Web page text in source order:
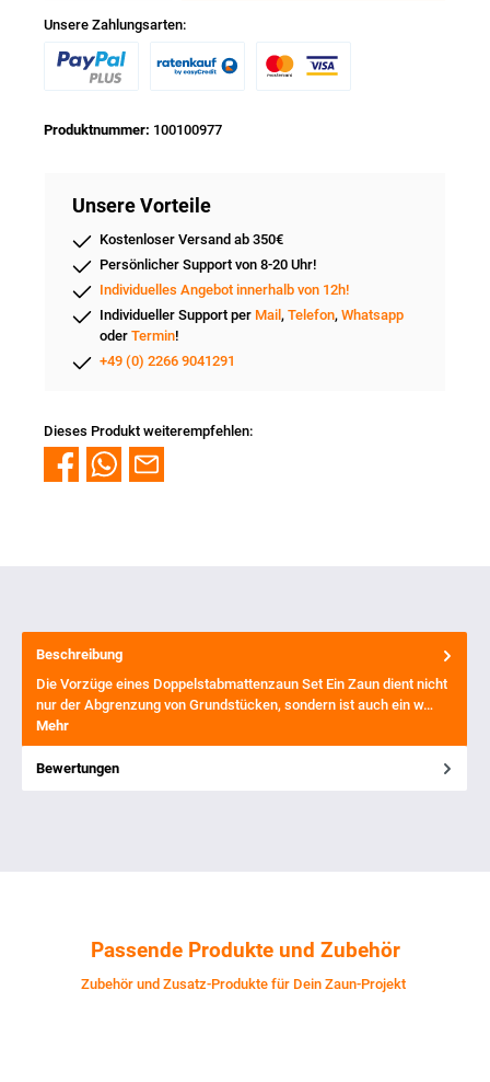
Unsere Zahlungsarten:
Produktnummer: 100100977
Unsere Vorteile
Kostenloser Versand ab 350€
Persönlicher Support von 8-20 Uhr!
Individuelles Angebot innerhalb von 12h!
Individueller Support per Mail , Telefon, Whatsapp
oder Termin!
+49 (0) 2266 9041291
Dieses Produkt weiterempfehlen:
Beschreibung
Die Vorzüge eines Doppelstabmattenzaun Set Ein Zaun dient nicht
nur der Abgrenzung von Grundstücken, sondern ist auch ein w…
Mehr
Bewertungen
Passende Produkte und Zubehör
Zubehör und Zusatz-Produkte für Dein Zaun-Projekt